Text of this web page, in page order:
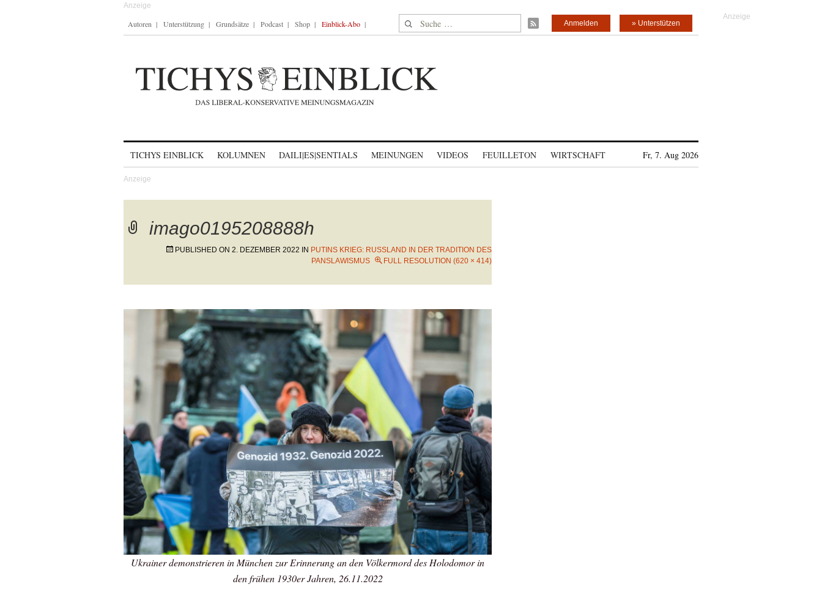
Autoren Unterstützung Grundsätze Podcast Shop Einblick-Abo Suche nach: » Unterstützen
Anmelden
TICHYS EINBLICK KOLUMNEN DAILI|ES|SENTIALS MEINUNGEN VIDEOS FEUILLETON WIRTSCHAFT Fr, 7. Aug 2026
imago0195208888h
PUBLISHED ON 2. DEZEMBER 2022 IN PUTINS KRIEG: RUSSLAND IN DER TRADITION DES
PANSLAWISMUS
FULL RESOLUTION (620 × 414)
Ukrainer demonstrieren in München zur Erinnerung an den Völkermord des Holodomor in
den frühen 1930er Jahren, 26.11.2022